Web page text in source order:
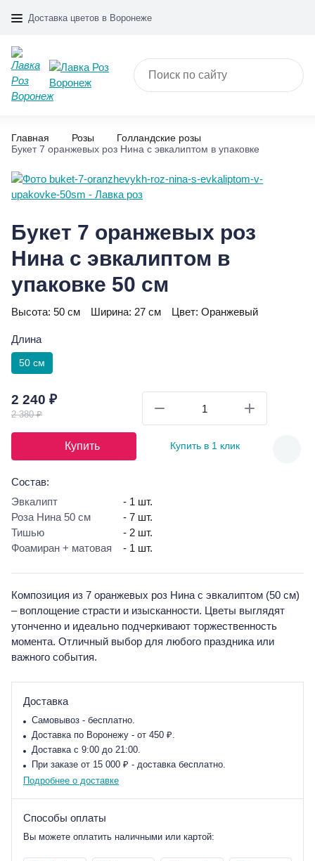
Доставка цветов в Воронеже
Главная Розы
Голландские розы
Букет 7 оранжевых роз Нина с эвкалиптом в упаковке
Букет 7 оранжевых роз
Нина с эвкалиптом в
упаковке 50 см
Высота: 50 см Ширина: 27 см Цвет: Оранжевый
Длина
50 см
2 240 ₽
2 380 ₽
Купить Купить в 1 клик
Состав:
Эвкалипт
- 1 шт.
Роза Нина 50 см
- 7 шт.
Тишью
- 2 шт.
Фоамиран + матовая
- 1 шт.
Композиция из 7 оранжевых роз Нина с эвкалиптом (50 см)
– воплощение страсти и изысканности. Цветы выглядят
утонченно и идеально подчеркивают торжественность
момента. Отличный выбор для любого праздника или
важного события.
Доставка
Самовывоз - бесплатно.
Доставка по Воронежу - от 450 ₽.
Доставка с 9:00 до 21:00.
При заказе от 15 000 ₽ - доставка бесплатно.
Подробнее о доставке
Способы оплаты
Вы можете оплатить наличными или картой: